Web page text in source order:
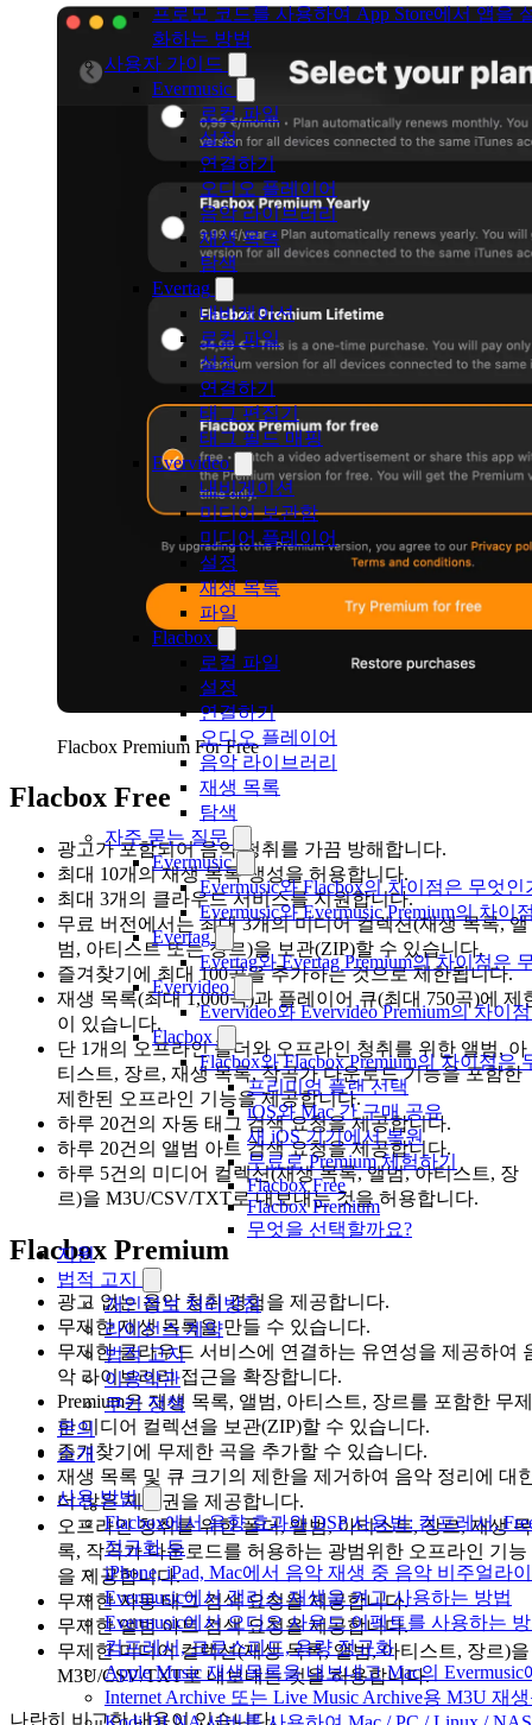
프로모 코드를 사용하여 App Store에서 앱을
화하는 방법
사용자 가이드
Evermusic
로컬 파일
설정
연결하기
오디오 플레이어
음악 라이브러리
재생 목록
탐색
Evertag
내비게이션
로컬 파일
설정
연결하기
태그 편집기
태그 필드 매핑
Evervideo
내비게이션
미디어 보관함
미디어 플레이어
설정
재생 목록
파일
Flacbox
로컬 파일
설정
연결하기
오디오 플레이어
음악 라이브러리
재생 목록
탐색
자주 묻는 질문
Evermusic
Evermusic와 Flacbox의 차이점은 무엇인
Evermusic와 Evermusic Premium의 차이
Evertag
Evertag와 Evertag Premium의 차이점은
Evervideo
Evervideo와 Evervideo Premium의 차이
Flacbox
Flacbox와 Flacbox Premium의 차이점은
프리미엄 플랜 선택
iOS와 Mac 간 구매 공유
새 iOS 기기에서 복원
무료로 Premium 체험하기
Flacbox Free
Flacbox Premium
무엇을 선택할까요?
지원
법적 고지
개인정보 처리방침
라이선스 계약
법적 고지
이용약관
쿠키 정책
문의
소개
사용 방법
Flacbox에서 음향 효과와 DSP 사용법: 컴프레서,
정규화 등
iPhone, iPad, Mac에서 음악 재생 중 음악 비주얼라
Evermusic에서 갭리스 재생을 켜고 사용하는 방법
Evermusic에서 오디오 사운드 이펙트를 사용하는
컴프레서, 크로스피드, 음량 정규화
Apple Music 재생목록을 내보내고 Mac의
Internet Archive 또는 Live Music Archive용 M3U 재
Flacbox Premium For Free
Flacbox Free
광고가 포함되어 음악 청취를 가끔 방해합니다.
최대 10개의 재생 목록 생성을 허용합니다.
최대 3개의 클라우드 서비스를 지원합니다.
무료 버전에서는 최대 3개의 미디어 컬렉션(재생 목록, 앨
범, 아티스트 또는 장르)을 보관(ZIP)할 수 있습니다.
즐겨찾기에 최대 100곡을 추가하는 것으로 제한됩니다.
재생 목록(최대 1,000곡)과 플레이어 큐(최대 750곡)에 제
이 있습니다.
단 1개의 오프라인 폴더와 오프라인 청취를 위한 앨범, 아
티스트, 장르, 재생 목록, 작곡가 다운로드 기능을 포함한
제한된 오프라인 기능을 제공합니다.
하루 20건의 자동 태그 검색 요청을 제공합니다.
하루 20건의 앨범 아트 검색 요청을 제공합니다.
하루 5건의 미디어 컬렉션(재생 목록, 앨범, 아티스트, 장
르)을 M3U/CSV/TXT로 내보내는 것을 허용합니다.
Flacbox Premium
광고 없는 음악 청취 경험을 제공합니다.
무제한 재생 목록을 만들 수 있습니다.
무제한 클라우드 서비스에 연결하는 유연성을 제공하여
악 라이브러리 접근을 확장합니다.
Premium은 재생 목록, 앨범, 아티스트, 장르를 포함한 무제
한 미디어 컬렉션을 보관(ZIP)할 수 있습니다.
즐겨찾기에 무제한 곡을 추가할 수 있습니다.
재생 목록 및 큐 크기의 제한을 제거하여 음악 정리에 대
더 많은 제어권을 제공합니다.
오프라인 청취를 위한 폴더, 앨범, 아티스트, 장르, 재생 목
록, 작곡가 다운로드를 허용하는 광범위한 오프라인 기능
을 제공합니다.
무제한 자동 태그 검색 요청을 제공합니다.
무제한 앨범 아트 검색 요청을 제공합니다.
무제한 미디어 컬렉션(재생 목록, 앨범, 아티스트, 장르)을
M3U/CSV/TXT로 내보내는 것을 허용합니다.
나란히 비교한 내용이 있습니다: